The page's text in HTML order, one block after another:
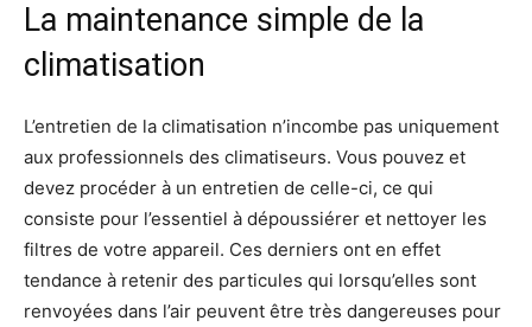
La maintenance simple de la
climatisation
L’entretien de la climatisation n’incombe pas uniquement
aux professionnels des climatiseurs. Vous pouvez et
devez procéder à un entretien de celle-ci, ce qui
consiste pour l’essentiel à dépoussiérer et nettoyer les
filtres de votre appareil. Ces derniers ont en effet
tendance à retenir des particules qui lorsqu’elles sont
renvoyées dans l’air peuvent être très dangereuses pour